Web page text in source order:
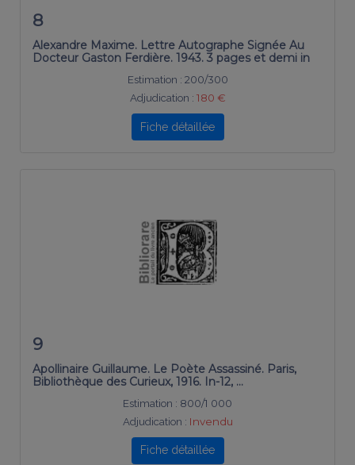
8
Alexandre Maxime. Lettre Autographe Signée Au
Docteur Gaston Ferdière. 1943. 3 pages et demi in
Estimation : 200/300
Adjudication : 180 €
Fiche détaillée
9
Apollinaire Guillaume. Le Poète Assassiné. Paris,
Bibliothèque des Curieux, 1916. In-12, …
Estimation : 800/1 000
Adjudication : Invendu
Fiche détaillée